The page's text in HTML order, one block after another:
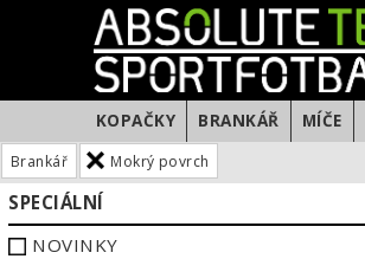
KOPAČKY BRANKÁŘ MÍČE
Brankář Mokrý povrch
SPECIÁLNÍ
NOVINKY